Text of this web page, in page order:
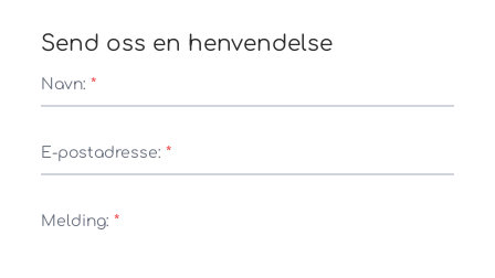
Send oss en henvendelse
Navn: *
E-postadresse: *
Melding: *